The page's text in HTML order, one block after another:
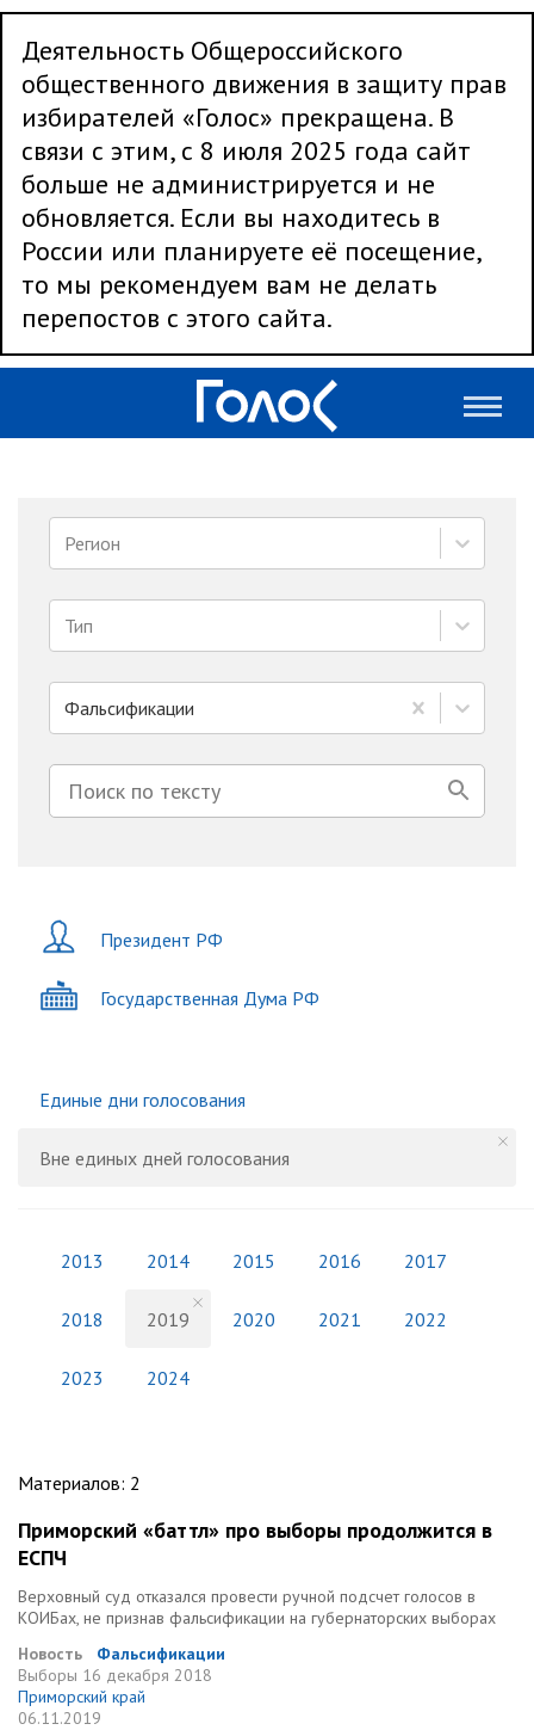
Деятельность Общероссийского
общественного движения в защиту прав
избирателей «Голос» прекращена. В
связи с этим, с 8 июля 2025 года сайт
больше не администрируется и не
обновляется. Если вы находитесь в
России или планируете её посещение,
то мы рекомендуем вам не делать
перепостов с этого сайта.
Регион
Тип
Фальсификации
Президент РФ
Государственная Дума РФ
Единые дни голосования
Вне единых дней голосования
2013 2014 2015 2016 2017
2018 2019 2020 2021 2022
2023 2024
Материалов: 2
Приморский «баттл» про выборы продолжится в
ЕСПЧ
Верховный суд отказался провести ручной подсчет голосов в
КОИБах, не признав фальсификации на губернаторских выборах
Новость
Фальсификации
Выборы 16 декабря 2018
Приморский край
06.11.2019